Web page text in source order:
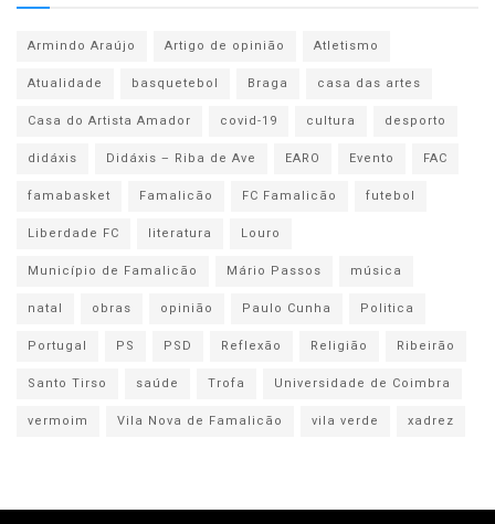
Armindo Araújo Artigo de opinião
Atletismo
Atualidade
basquetebol Braga
casa das artes
Casa do Artista Amador
covid-19 cultura
desporto
didáxis
Didáxis – Riba de Ave EARO Evento
FAC
famabasket
Famalicão FC Famalicão
futebol
Liberdade FC
literatura
Louro
Município de Famalicão
Mário Passos
música
natal
obras opinião Paulo Cunha
Politica
Portugal
PS PSD Reflexão Religião
Ribeirão
Santo Tirso
saúde Trofa
Universidade de Coimbra
vermoim
Vila Nova de Famalicão vila verde xadrez